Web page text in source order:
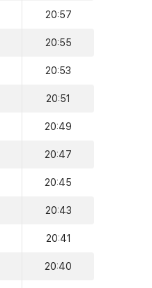
20:57
20:55
20:53
20:51
20:49
20:47
20:45
20:43
20:41
20:40